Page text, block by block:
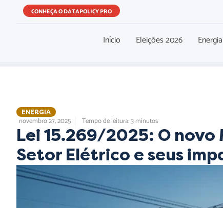
CONHEÇA O DATAPOLICY PRO
Início Eleições 2026 Energia
ENERGIA
novembro 27, 2025 Tempo de leitura: 3 minutos
Lei 15.269/2025: O
Setor Elétrico e seus